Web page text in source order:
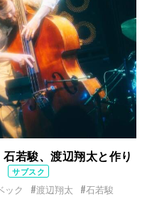
若駿、渡辺翔太と作り
サブスク
ック #渡辺翔太 #石若駿